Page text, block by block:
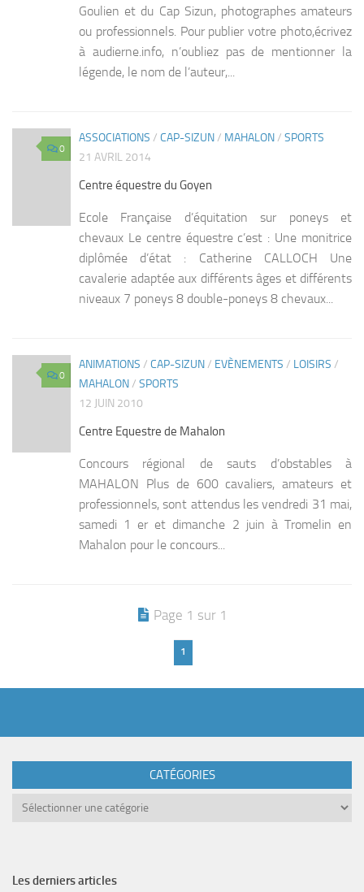
Goulien et du Cap Sizun, photographes amateurs
ou professionnels. Pour publier votre photo,écrivez
à audierne.info, n’oubliez pas de mentionner la
légende, le nom de l’auteur,...
0
ASSOCIATIONS / CAP-SIZUN/ MAHALON/ SPORTS
21 AVRIL 2014
Centre équestre du Goyen
Ecole Française d’équitation sur poneys et
chevaux Le centre équestre c’est : Une monitrice
diplômée d’état : Catherine CALLOCH Une
cavalerie adaptée aux différents âges et différents
niveaux 7 poneys 8 double-poneys 8 chevaux...
0
ANIMATIONS / CAP-SIZUN/ EVÈNEMENTS / LOISIRS /
MAHALON/ SPORTS
12 JUIN 2010
Centre Equestre de Mahalon
Concours régional de sauts d’obstables à
MAHALON Plus de 600 cavaliers, amateurs et
professionnels, sont attendus les vendredi 31 mai,
samedi 1 er et dimanche 2 juin à Tromelin en
Mahalon pour le concours...
Page 1 sur 1
1
CATÉGORIES
Catégories
Les derniers articles